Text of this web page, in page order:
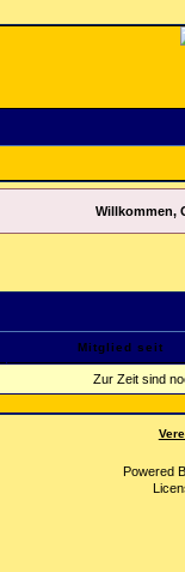
Willkommen,
Mitglied seit
Zur Zeit sind
Powered